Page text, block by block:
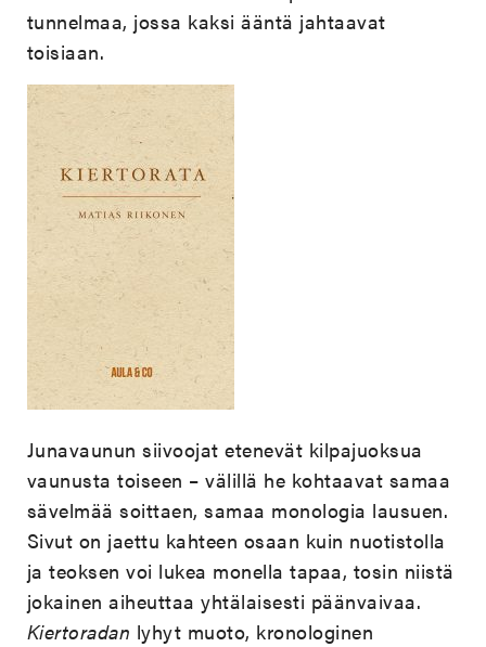
tunnelmaa, jossa kaksi ääntä jahtaavat
toisiaan.
Junavaunun siivoojat etenevät kilpajuoksua
vaunusta toiseen – välillä he kohtaavat samaa
sävelmää soittaen, samaa monologia lausuen.
Sivut on jaettu kahteen osaan kuin nuotistolla
ja teoksen voi lukea monella tapaa, tosin niistä
jokainen aiheuttaa yhtälaisesti päänvaivaa.
Kiertoradan lyhyt muoto, kronologinen